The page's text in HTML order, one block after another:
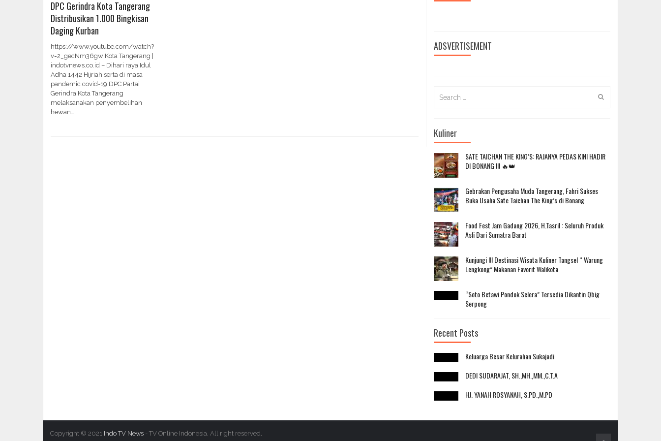
DPC Gerindra Kota Tangerang
Distribusikan 1.000 Bingkisan
Daging Kurban
https://www.youtube.com/watch?
v=2_gecNm36gw Kota Tangerang |
indotvnews.co.id – Dihari raya Idul
Adha 1442 Hijriah serta di masa
pandemic covid-19 DPC Partai
Gerindra Kota Tangerang
melaksanakan penyembelihan
hewan…
ADSVERTISEMENT
for:
Kuliner
SATE TAICHAN THE KING’S: RAJANYA PEDAS KINI HADIR
DI BONANG !!! 🔥👑
Gebrakan Pengusaha Muda Tangerang, Fahri Sukses
Buka Usaha Sate Taichan The King’s di Bonang
Food Fest Jam Gadang 2026, H.Tasril : Seluruh Produk
Asli Dari Sumatra Barat
Kunjungi !!! Destinasi Wisata Kuliner Tangsel “ Warung
Lengkong” Makanan Favorit Walikota
“Soto Betawi Pondok Selera” Tersedia Dikantin Qbig
Serpong
Recent Posts
Keluarga Besar Kelurahan Sukajadi
DEDI SUDARAJAT, SH.,MH.,MM.,C.T.A
HJ. YANAH ROSYANAH, S.PD.,M.PD
Copyright © 2021 Indo TV News - TV Online Indonesia. All right reserved.